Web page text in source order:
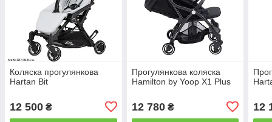
Коляска прогулянкова
Hartan Bit
12 500 ₴
Прогулянкова коляска
Hamilton by Yoop X1 Plus
12 780₴ 12